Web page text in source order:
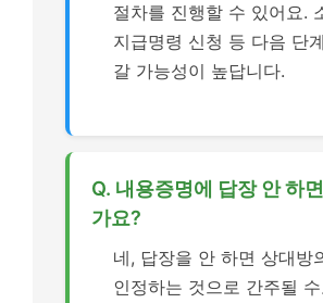
절차를 진행할 수 있어요.
지급명령 신청 등 다음 단
갈 가능성이 높답니다.
Q. 내용증명에 답장 안 하
가요?
네, 답장을 안 하면 상대방
인정하는 것으로 간주될